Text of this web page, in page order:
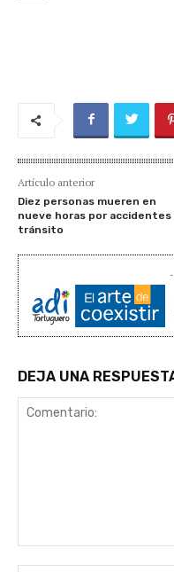
Artículo anterior
Diez personas mueren en
nueve horas por accidentes
tránsito
DEJA UNA